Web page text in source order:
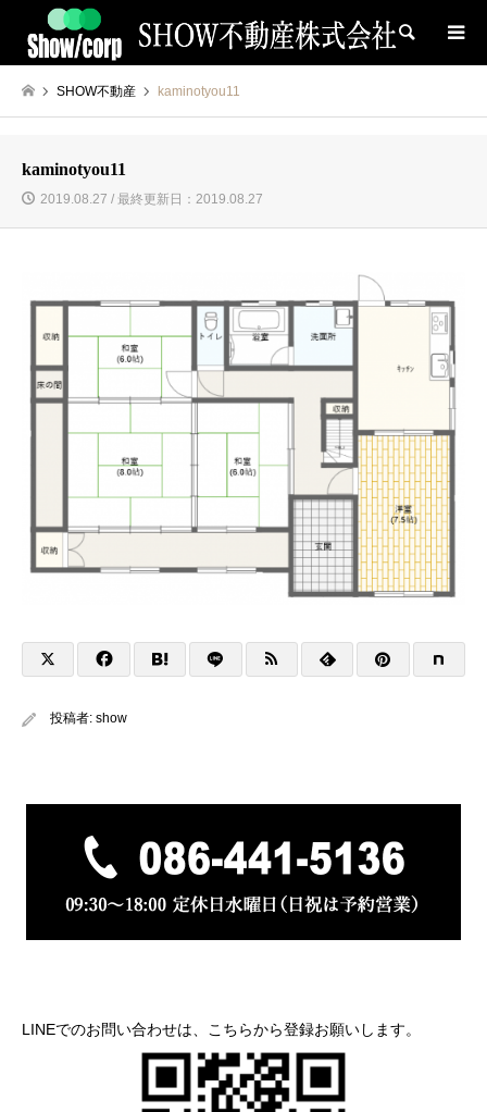
検索
SHOW不動産 kaminotyou11
kaminotyou11
2019.08.27 / 最終更新日：2019.08.27
投稿者: show
LINEでのお問い合わせは、こちらから登録お願いします。